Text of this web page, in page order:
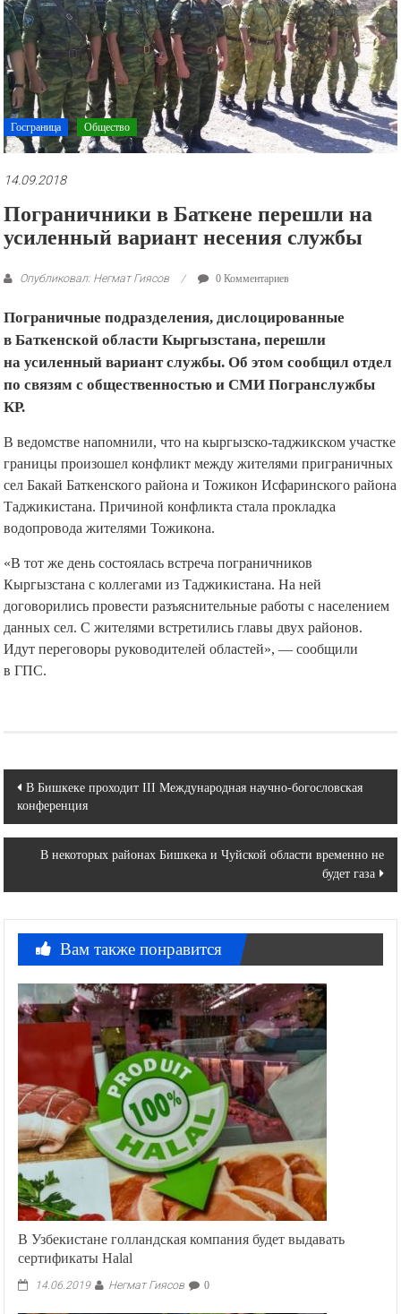
рекламные
ролики
и
презентации.
Госграница Общество
14.09.2018
Пограничники в Баткене перешли на
усиленный вариант несения службы
Опубликовал: Негмат Гиясов 0 Комментариев
Пограничные подразделения, дислоцированные
в Баткенской области Кыргызстана, перешли
на усиленный вариант службы. Об этом сообщил отдел
по связям с общественностью и СМИ Погранслужбы
КР.
В ведомстве напомнили, что на кыргызско-таджикском участке
границы произошел конфликт между жителями приграничных
сел Бакай Баткенского района и Тожикон Исфаринского района
Таджикистана. Причиной конфликта стала прокладка
водопровода жителями Тожикона.
«В тот же день состоялась встреча пограничников
Кыргызстана с коллегами из Таджикистана. На ней
договорились провести разъяснительные работы с населением
данных сел. С жителями встретились главы двух районов.
Идут переговоры руководителей областей», — сообщили
в ГПС.
Навигация
по
записям
В Бишкеке проходит III Международная научно-богословская
конференция
В некоторых районах Бишкека и Чуйской области временно не
будет газа
Вам также понравится
В Узбекистане голландская компания будет выдавать
сертификаты Halal
14.06.2019 Негмат Гиясов 0